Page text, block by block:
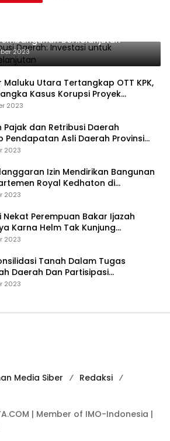
Retribusi Daerah: Investasi
Berkelanjutan
2023
Maluku Utara Tertangkap OTT KPK,
Kasus Korupsi Proyek
Barang dan Jasa
2023
Pajak dan Retribusi Daerah
Pendapatan Asli Daerah Provinsi
2023
Izin Mendirikan Bangunan
Royal Kedhaton di
2023
Nekat Perempuan Bakar Ijazah
Karna Helm Tak Kunjung
2023
Tanah Dalam Tugas
Daerah Dan Partisipasi
2023
Media Siber
Redaksi
| Member of IMO-Indonesia |